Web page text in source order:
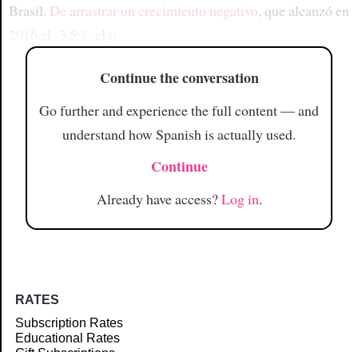
Brasil. De arrastrar un crecimiento negativo, que alcanzó en
Continue the conversation
Go further and experience the full content — and
understand how Spanish is actually used.
Continue
Already have access?Log in.
RATES
Subscription Rates
Educational Rates